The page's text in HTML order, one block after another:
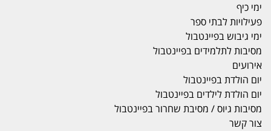
ימי כיף
פעילויות לבתי ספר
ימי גיבוש בפיינטבול
מסיבות לתלמידים בפיינטבול
אירועים
יום הולדת בפיינטבול
יום הולדת לילדים בפיינטבול
מסיבות גיוס / מסיבת שחרור בפיינטבול
צור קשר